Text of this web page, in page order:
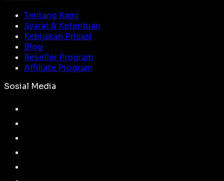
Tentang Kami
Syarat & Ketentuan
Kebijakan Privasi
Blog
Reseller Program
Affiliate Program
Sosial Media